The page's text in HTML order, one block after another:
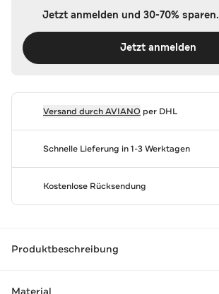
Jetzt anmelden und 30-70% sparen.
Jetzt anmelden
Versand durchAVIANOper DHL
Schnelle Lieferung in 1-3 Werktagen
Kostenlose Rücksendung
Produktbeschreibung
Material